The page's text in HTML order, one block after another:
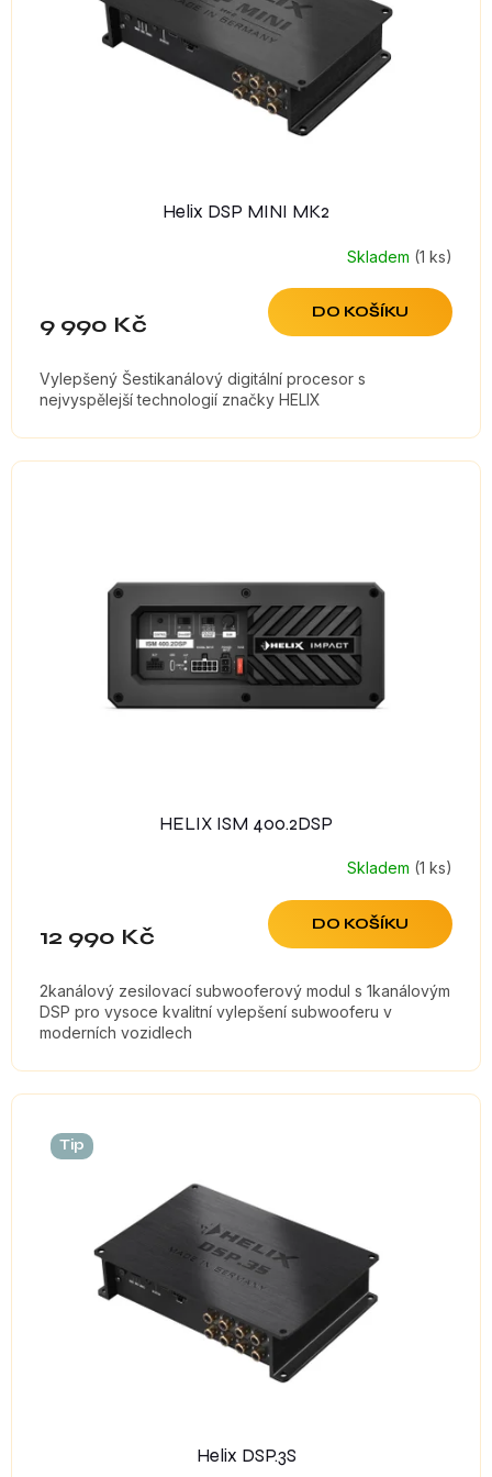
Helix DSP MINI MK2
Skladem (1 ks)
9 990 Kč DO KOŠÍKU
Vylepšený Šestikanálový digitální procesor s
nejvyspělejší technologií značky HELIX
HELIX ISM 400.2DSP
Skladem (1 ks)
12 990 Kč DO KOŠÍKU
2kanálový zesilovací subwooferový modul s 1kanálovým
DSP pro vysoce kvalitní vylepšení subwooferu v
moderních vozidlech
Tip
Helix DSP.3S